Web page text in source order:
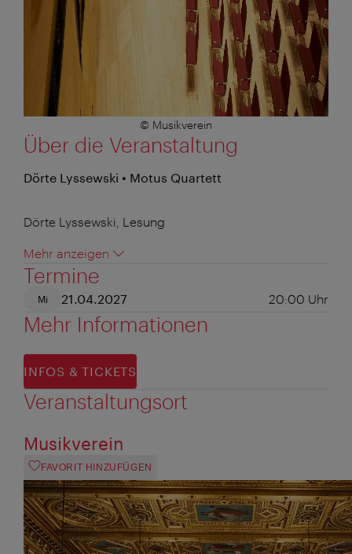
© Musikverein
Über die Veranstaltung
Dörte Lyssewski • Motus Quartett
Dörte Lyssewski, Lesung
Mehr anzeigen
Termine
Mi 21.04.2027 20:00 Uhr
Mehr Informationen
INFOS & TICKETS
Veranstaltungsort
Musikverein
FAVORIT HINZUFÜGEN